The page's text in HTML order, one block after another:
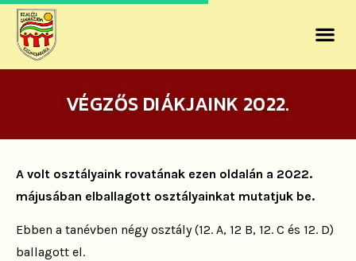
VÉGZŐS DIÁKJAINK 2022.
A volt osztályaink rovatának ezen oldalán a 2022.
májusában elballagott osztályainkat mutatjuk be.
Ebben a tanévben négy osztály (12. A, 12 B, 12. C és 12. D)
ballagott el.